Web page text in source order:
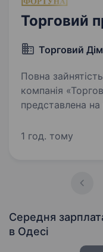
Торговий
Торговий
Повна зайнятість. Торгово-
компанія
представлена на
відкриття
1 год. тому
Середня
в Одесі